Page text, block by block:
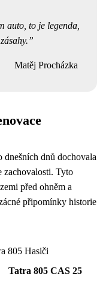
auto, to je legenda,
Matěj Procházka
dnešních dnů dochovala
zachovalosti. Tyto
před ohněm a
připomínky historie
805 Hasiči
Tatra 805 CAS 25